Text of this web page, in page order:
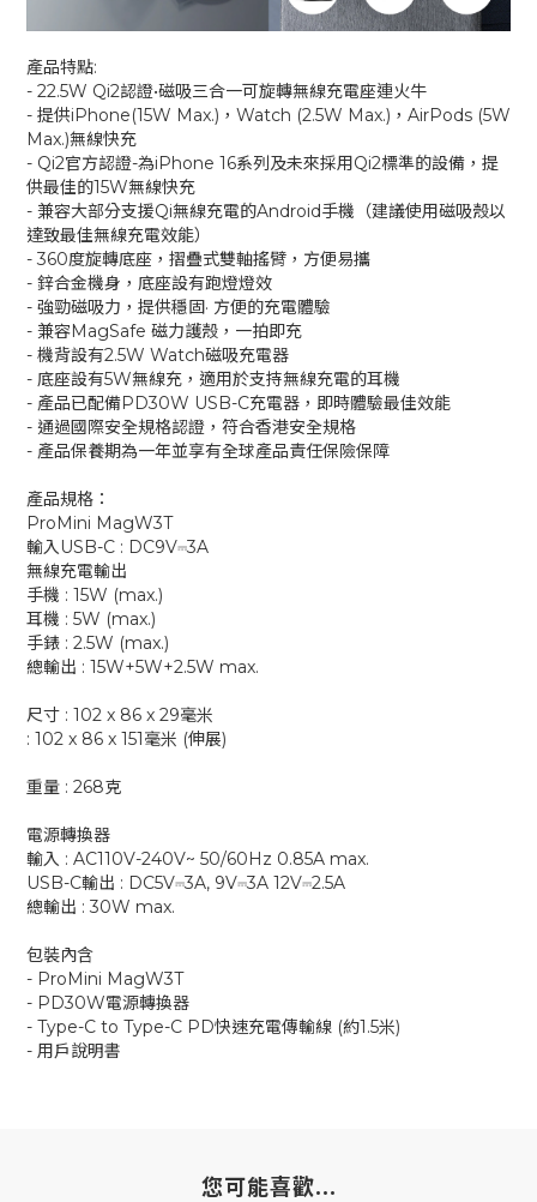
產品特點:
- 22.5W Qi2認證•磁吸三合一可旋轉無線充電座連火牛
- 提供iPhone(15W Max.)，Watch (2.5W Max.)，AirPods (5W
Max.)無線快充
- Qi2官方認證-為iPhone 16系列及未來採用Qi2標準的設備，提
供最佳的15W無線快充
- 兼容大部分支援Qi無線充電的Android手機（建議使用磁吸殼以
達致最佳無線充電效能）
- 360度旋轉底座，摺疊式雙軸搖臂，方便易攜
- 鋅合金機身，底座設有跑燈燈效
- 強勁磁吸力，提供穩固· 方便的充電體驗
- 兼容MagSafe 磁力護殼，一拍即充
- 機背設有2.5W Watch磁吸充電器
- 底座設有5W無線充，適用於支持無線充電的耳機
- 產品已配備PD30W USB-C充電器，即時體驗最佳效能
- 通過國際安全規格認證，符合香港安全規格
- 產品保養期為一年並享有全球產品責任保險保障
產品規格：
ProMini MagW3T
輸入USB-C : DC9V⎓3A
無線充電輸出
手機 : 15W (max.)
耳機 : 5W (max.)
手錶 : 2.5W (max.)
總輸出 : 15W+5W+2.5W max.
尺寸 : 102 x 86 x 29毫米
: 102 x 86 x 151毫米 (伸展)
重量 : 268克
電源轉換器
輸入 : AC110V-240V~ 50/60Hz 0.85A max.
USB-C輸出 : DC5V⎓3A, 9V⎓3A 12V⎓2.5A
總輸出 : 30W max.
包裝內含
- ProMini MagW3T
- PD30W電源轉換器
- Type-C to Type-C PD快速充電傳輸線 (約1.5米)
- 用戶說明書
您可能喜歡...